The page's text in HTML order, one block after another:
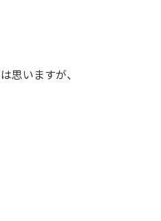
思いますが、